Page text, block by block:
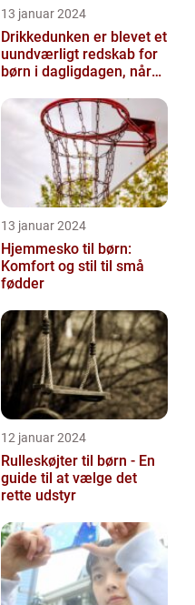
13 januar 2024
Drikkedunken er blevet et
uundværligt redskab for
børn i dagligdagen, når
drik...
13 januar 2024
Hjemmesko til børn:
Komfort og stil til små
fødder
12 januar 2024
Rulleskøjter til børn - En
guide til at vælge det
rette udstyr